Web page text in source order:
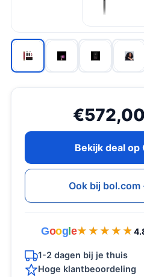
€572,00
Bekijk deal
Ook bij
Goog e★★★★★
★★★★★
1-2 dagen bij je thuis
Hoge klantbeoordeling